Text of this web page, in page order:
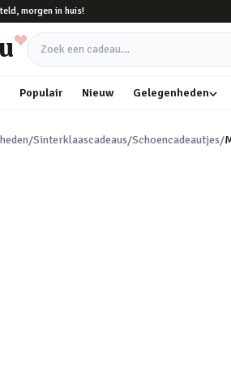
morgen in huis!
Zoek een cadeau
Populair Nieuw Gelegenheden
/Sinterklaascadeaus/Schoencadeautjes/